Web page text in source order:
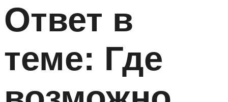
Ответ в
теме: Где